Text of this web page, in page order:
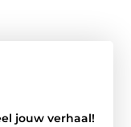
jouw verhaal!